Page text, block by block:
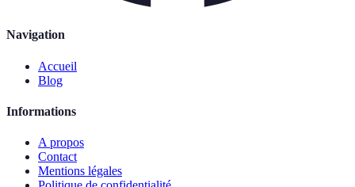
Navigation
Accueil
Blog
Informations
A propos
Contact
Mentions légales